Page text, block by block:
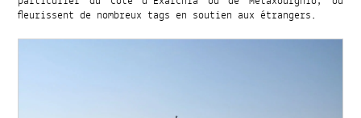
fleurissent de nombreux tags en soutien aux étrangers.